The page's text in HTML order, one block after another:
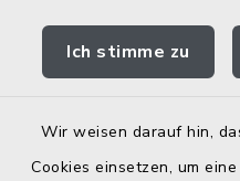
Ich stimme zu
Wir weisen darauf hin,
Cookies einsetzen, um